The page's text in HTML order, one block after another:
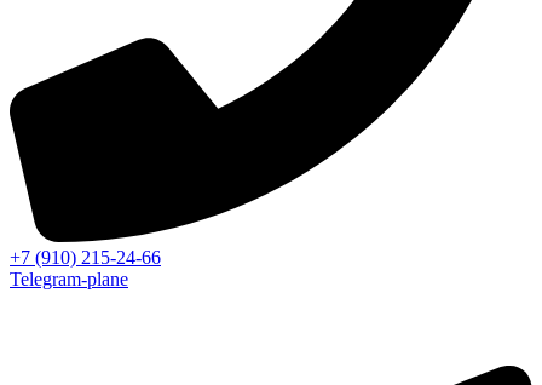
+7 (910) 215-24-66
Telegram-plane